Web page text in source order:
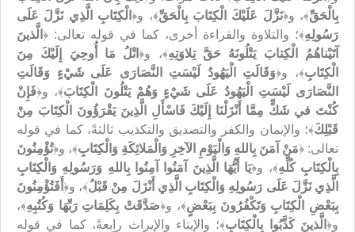
بِالْحَقِّ﴾، و﴿نَزَّلَ عَلَيْكَ الْكِتَابَ بِالْحَقِّ﴾، و﴿الْكِتَابِ الَّذِي نَزَّلَ عَلَى‏
رَسُولِهِ﴾؛ والتلاوة والقراءة أخرى، كما في قوله تعالى: ﴿ الَّذينَ
آتَيْناهُمُ الْكِتابَ يَتْلُونَهُ حَقَّ تِلاوَتِهِ﴾، و﴿اتْلُ مَا أُوحِيَ إِلَيْكَ مِنَ
الْكِتَابِ﴾، و﴿وَقَالَتِ الْيَهُودُ لَيْسَتِ النَّصَارَى‏ عَلَى‏ شَيْ‏ءٍ وَقَالَتِ
النَّصَارَى‏ لَيْسَتِ الْيَهُودُ عَلَى‏ شَيْ‏ءٍ وَهُمْ يَتْلُونَ الْكِتَابَ﴾، و﴿فَإِنْ
كُنْتَ في‏ شَكٍّ مِمَّا أَنْزَلْنَا إِلَيْكَ فَاسْأَلِ الَّذِينَ يَقْرَؤُونَ الْكِتَابَ مِنْ
قَبْلِكَ﴾؛ والإيمان والكفر والتصديق والتكذيب ثالثةً، كما في قوله
تعالى: ﴿مَنْ آمَنَ بِاللهِ وَالْيَوْمِ الآخِرِ وَالْمَلائِكَةِ وَالْكِتَابِ﴾، و﴿تُؤْمِنُونَ
بِالْكِتَابِ كُلِّهِ﴾، و﴿يَا أَيُّهَا الَّذِينَ آمَنُوا آمِنُوا بِاللهِ وَرَسُولِهِ وَالْكِتَابِ
الَّذِي نَزَّلَ عَلَى‏ رَسُولِهِ وَالْكِتَابِ الَّذِي أَنْزَلَ مِنْ قَبْلُ‏﴾، و﴿ أَفَتُؤْمِنُونَ
بِبَعْضِ الْكِتَابِ وَتَكْفُرُونَ بِبَعْضٍ﴾، و﴿صَدَّقَتْ بِكَلِمَاتِ رَبِّهَا وَكُتُبِهِ﴾،
و﴿ الَّذينَ كَذَّبُوا بِالْكِتَابِ﴾؛ والإيتاء والإيراث رابعةً، كما في قوله